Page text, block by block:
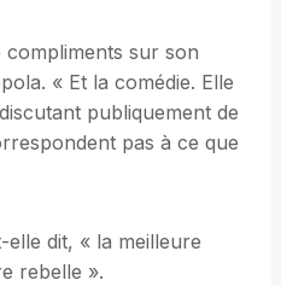
compliments sur son
« Et la comédie. Elle
publiquement de
pas à ce que
dit, « la meilleure
rebelle ».